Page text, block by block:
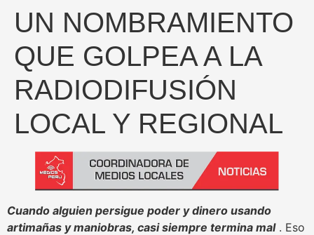
UN NOMBRAMIENTO
QUE GOLPEA A LA
RADIODIFUSIÓN
LOCAL Y REGIONAL
Cuando alguien persigue poder y dinero usando
artimañas y maniobras, casi siempre termina mal. Eso